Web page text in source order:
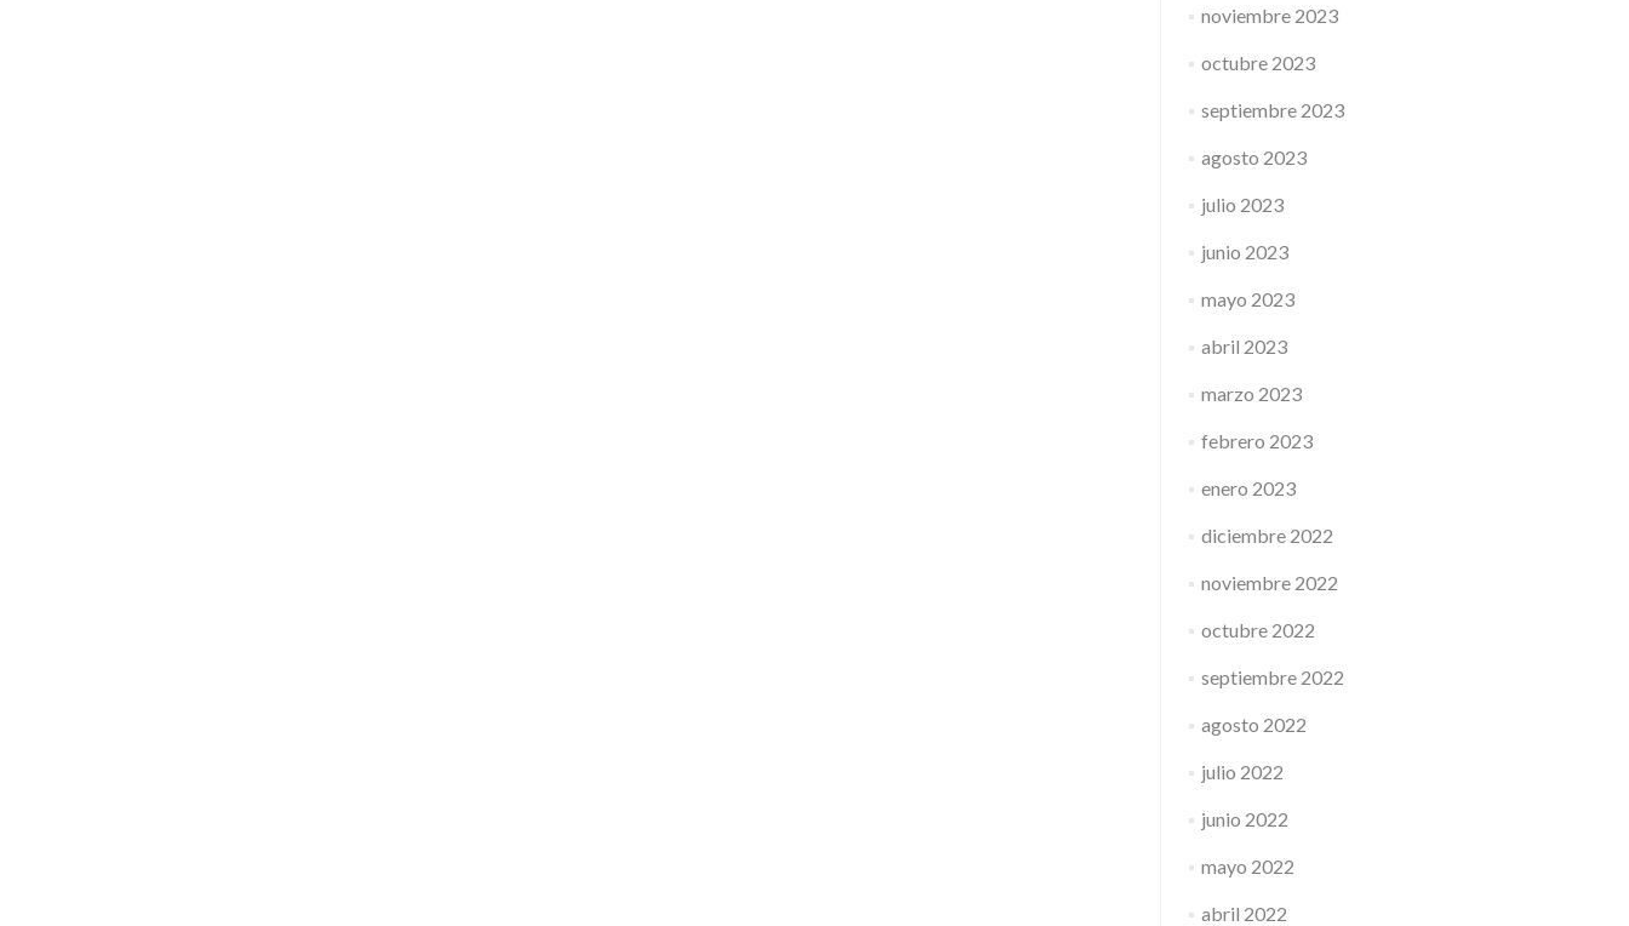
noviembre 2023
octubre 2023
septiembre 2023
agosto 2023
julio 2023
junio 2023
mayo 2023
abril 2023
marzo 2023
febrero 2023
enero 2023
diciembre 2022
noviembre 2022
octubre 2022
septiembre 2022
agosto 2022
julio 2022
junio 2022
mayo 2022
abril 2022